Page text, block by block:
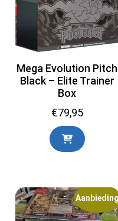
Mega Evolution Pitch
Black – Elite Trainer
Box
€79,95